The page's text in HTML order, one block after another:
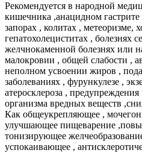
Рекомендуется в народной
кишечника ,анацидном
запорах , колитах , метеоризме,
гепатохолециститах , болезнях
желчнокаменной болезнях или
малокровии , общей слабости ,
неполном усвоении жиров ,
заболеваниях , фурункулезе ,
атеросклероза ,
организма вредных веществ
Как общеукрепляющее ,
улучшающее пищеварение
тонизирующее
успокаивающее ,